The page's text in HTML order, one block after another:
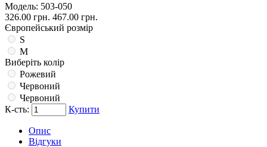
Модель: 503-050
326.00 грн. 467.00 грн.
Європейський розмір
S
M
Виберіть колір
Рожевий
Червоний
Червоний
К-сть:
Купити
Опис
Відгуки